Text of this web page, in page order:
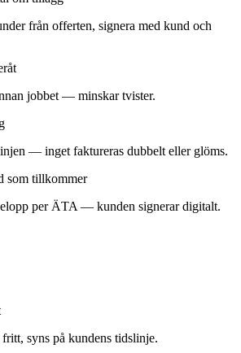
från offerten, signera med kund och
jobbet — minskar tvister.
— inget faktureras dubbelt eller glöms.
som tillkommer
per ÄTA — kunden signerar digitalt.
syns på kundens tidslinje.